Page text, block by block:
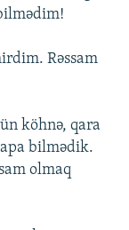
Rəssam
köhnə, qara
bilmədik.
olmaq